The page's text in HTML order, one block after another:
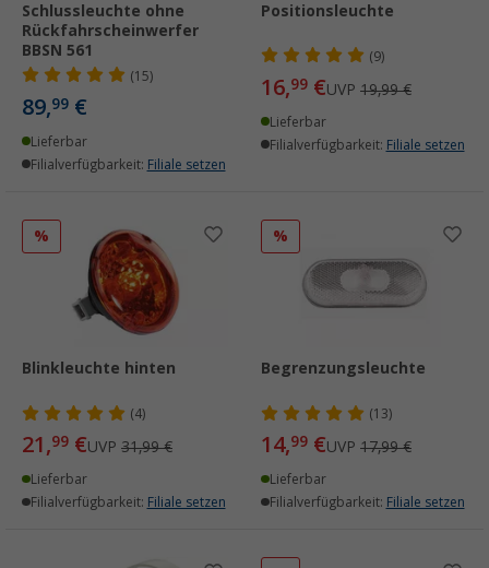
Schlussleuchte ohne
Rückfahrscheinwerfer
BBSN 561
(15)
89,99 €
Lieferbar
Filialverfügbarkeit: Filiale setzen
Positionsleuchte
(9)
16,99 €UVP 19,99 €
Lieferbar
Filialverfügbarkeit: Filiale setzen
%
Blinkleuchte hinten
(4)
21,99 €UVP 31,99 €
Lieferbar
Filialverfügbarkeit: Filiale setzen
%
Begrenzungsleuchte
(13)
14,99 €UVP 17,99 €
Lieferbar
Filialverfügbarkeit: Filiale setzen